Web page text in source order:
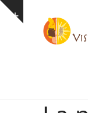
Skip
Show